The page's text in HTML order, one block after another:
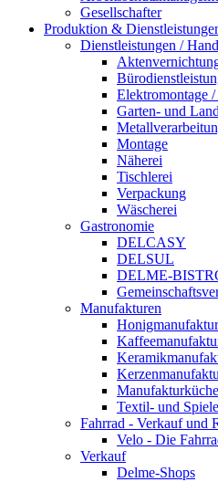
Gesellschafter
Produktion &
Dienstleistungen /
Elektromontage
Garten- und
Montage
Näherei
Tischlerei
Verpackung
Wäscherei
Gastronomie
DELCASY
DELSUL
DELME-
Manufakturen
Honigmanufaktur
Manufakturküche
Textil- und
Fahrrad - Verkauf und
Velo - Die
Verkauf
Delme-Shops